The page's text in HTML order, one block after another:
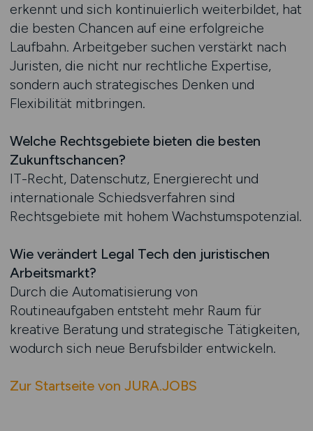
erkennt und sich kontinuierlich weiterbildet, hat
die besten Chancen auf eine erfolgreiche
Laufbahn. Arbeitgeber suchen verstärkt nach
Juristen, die nicht nur rechtliche Expertise,
sondern auch strategisches Denken und
Flexibilität mitbringen.
Welche Rechtsgebiete bieten die besten
Zukunftschancen?
IT-Recht, Datenschutz, Energierecht und
internationale Schiedsverfahren sind
Rechtsgebiete mit hohem Wachstumspotenzial.
Wie verändert Legal Tech den juristischen
Arbeitsmarkt?
Durch die Automatisierung von
Routineaufgaben entsteht mehr Raum für
kreative Beratung und strategische Tätigkeiten,
wodurch sich neue Berufsbilder entwickeln.
Zur Startseite von JURA.JOBS